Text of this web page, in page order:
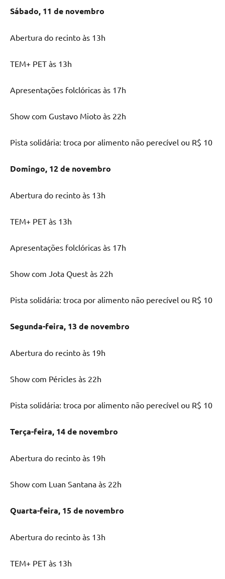
Sábado, 11 de novembro
Abertura do recinto às 13h
TEM+ PET às 13h
Apresentações folclóricas às 17h
Show com Gustavo Mioto às 22h
Pista solidária: troca por alimento não perecível ou R$ 10
Domingo, 12 de novembro
Abertura do recinto às 13h
TEM+ PET às 13h
Apresentações folclóricas às 17h
Show com Jota Quest às 22h
Pista solidária: troca por alimento não perecível ou R$ 10
Segunda-feira, 13 de novembro
Abertura do recinto às 19h
Show com Péricles às 22h
Pista solidária: troca por alimento não perecível ou R$ 10
Terça-feira, 14 de novembro
Abertura do recinto às 19h
Show com Luan Santana às 22h
Quarta-feira, 15 de novembro
Abertura do recinto às 13h
TEM+ PET às 13h